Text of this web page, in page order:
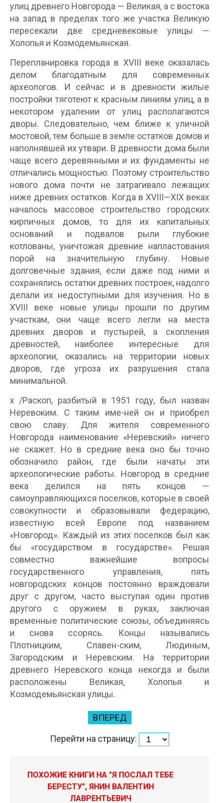
улиц древнего Новгорода — Великая, а с востока
на запад в пределах того же участка Великую
пересекали две средневековые улицы —
Холопья и Козмодемьянская.
Перепланировка города в XVIII веке оказалась
делом благодатным для современных
археологов. И сейчас и в древности жилые
постройки тяготеют к красным линиям улиц, а в
некотором удалении от улиц располагаются
дворы. Следовательно, чем ближе к уличной
мостовой, тем больше в земле остатков домов и
наполнявшей их утвари. В древности дома были
чаще всего деревянными и их фундаменты не
отличались мощностью. Поэтому строительство
нового дома почти не затрагивало лежащих
ниже древних остатков. Когда в XVIII—XIX веках
началось массовое строительство городских
кирпичных домов, то для их капитальных
оснований и подвалов рыли глубокие
котлованы, уничтожая древние напластования
порой на значительную глубину. Новые
долговечные здания, если даже под ними и
сохранялись остатки древних построек, надолго
делали их недоступными для изучения. Но в
XVIII веке новые улицы прошли по другим
участкам, они чаще всего легли на места
древних дворов и пустырей, а скопления
древностей, наиболее интересные для
археологии, оказались на территории новых
дворов, где угроза их разрушения стала
минимальной.
х /Раскоп, разбитый в 1951 году, был назван
Неревоким. С таким име-ней он и приобрел
свою славу. Для жителя современного
Новгорода наименование «Неревский» ничего
не скажет. Но в средние века оно бы точно
обозначило район, где были начаты эти
археологические работы. Новгород в средние
века делился на пять концов —
самоуправляющихся поселков, которые в своей
совокупности и образовывали федерацию,
известную всей Европе под названием
«Новгород». Каждый из этих поселков был как
бы «государством в государстве». Решая
совместно важнейшие вопросы
государственного управления, пять
новгородских концов постоянно враждовали
друг с другом, часто выступая один против
другого с оружием в руках, заключая
временные политические союзы, объединяясь
и снова ссорясь. Концы назывались
Плотницким, Славен-ским, Людиным,
Загородским и Неревским. На территории
древнего Неревского конца некогда и были
расположены Великая, Холопья и
Козмодемьянская улицы.
ВПЕРЕД
Перейти на страницу:
ПОХОЖИЕ КНИГИ НА "Я ПОСЛАЛ ТЕБЕ
БЕРЕСТУ", ЯНИН ВАЛЕНТИН
ЛАВРЕНТЬЕВИЧ